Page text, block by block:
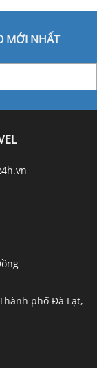
MỚI NHẤT
phố Đà Lạt,